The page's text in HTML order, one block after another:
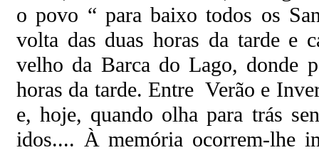
o povo “ para baixo todos os
volta das duas horas da tarde e
velho da Barca do Lago, donde
horas da tarde. Entre Verão e
e, hoje, quando olha para trás
idos.... À memória ocorrem-lhe